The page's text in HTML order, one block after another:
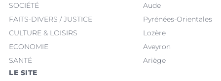
SOCIÉTÉ
FAITS-DIVERS / JUSTICE
CULTURE & LOISIRS
ECONOMIE
SANTÉ
Aude
Pyrénées-Orientales
Lozère
Aveyron
Ariège
LE SITE